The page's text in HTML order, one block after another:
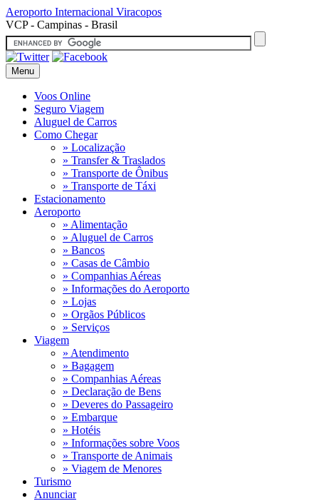
Aeroporto Internacional Viracopos
VCP - Campinas - Brasil
Menu
Voos Online
Seguro Viagem
Aluguel de Carros
Como Chegar
» Localização
» Transfer & Traslados
» Transporte de Ônibus
» Transporte de Táxi
Estacionamento
Aeroporto
» Alimentação
» Aluguel de Carros
» Bancos
» Casas de Câmbio
» Companhias Aéreas
» Informações do Aeroporto
» Lojas
» Orgãos Públicos
» Serviços
Viagem
» Atendimento
» Bagagem
» Companhias Aéreas
» Declaração de Bens
» Deveres do Passageiro
» Embarque
» Hotéis
» Informações sobre Voos
» Transporte de Animais
» Viagem de Menores
Turismo
Anunciar